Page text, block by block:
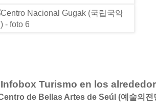
Turismo en los
de Bellas Artes de Seúl (예술의전